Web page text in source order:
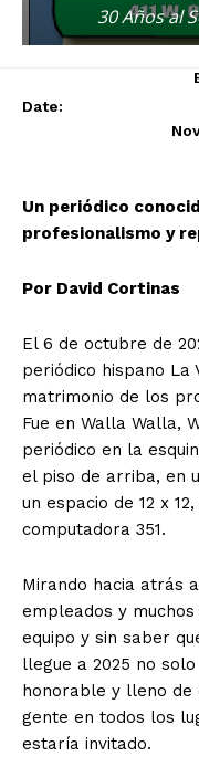
30 Años al
Date:
Un periódico
profesionalismo y
Por David Cortinas
El 6 de octubre de
periódico hispano La
matrimonio de los
Fue en Walla Walla,
periódico en la
el piso de arriba, en
un espacio de 12 x
computadora 351.
Mirando hacia atrás
empleados y
equipo y sin saber
llegue a 2025 no
honorable y lleno de
gente en todos los
estaría invitado.